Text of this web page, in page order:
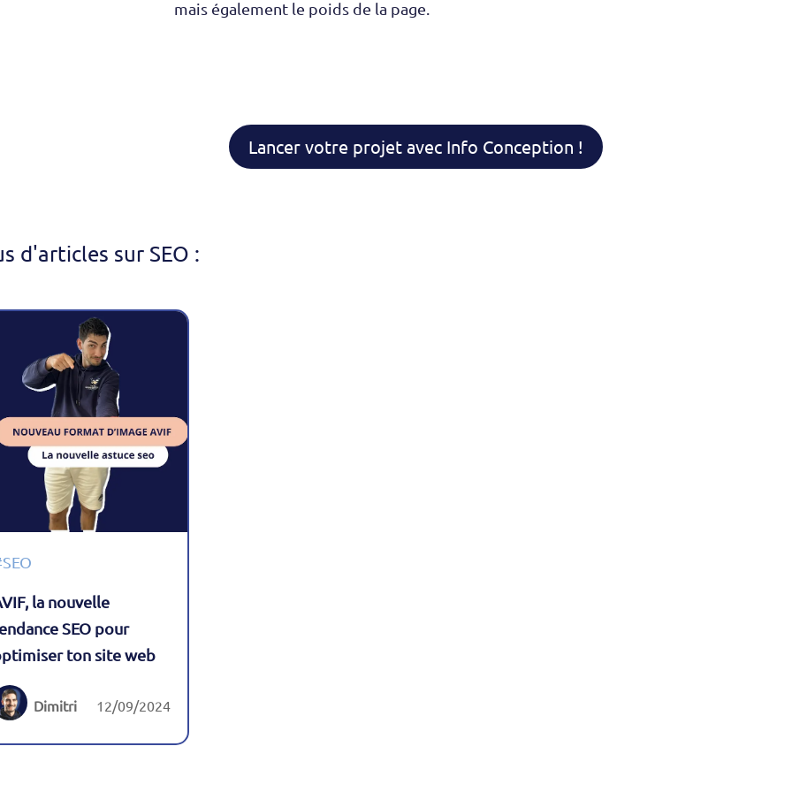
mais également le poids de la page.
Lancer votre projet avec Info Conception !
d'articles sur SEO :
la nouvelle
SEO pour
ton site web
Dimitri 12/09/2024